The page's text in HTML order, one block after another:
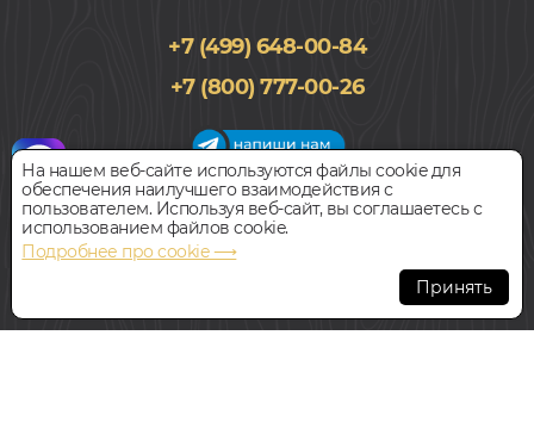
+7 (499) 648-00-84
+7 (800) 777-00-26
График работы салона
Пн-Вс с 09:00 до 21:00
Наш адрес:127018, г. Москва,
ул.Складочная, д.1, строение 9
На нашем веб-сайте используются файлы cookie для
обеспечения наилучшего взаимодействия с
пользователем. Используя веб-сайт, вы соглашаетесь с
использованием файлов cookie.
Подробнее про cookie ⟶
Принять